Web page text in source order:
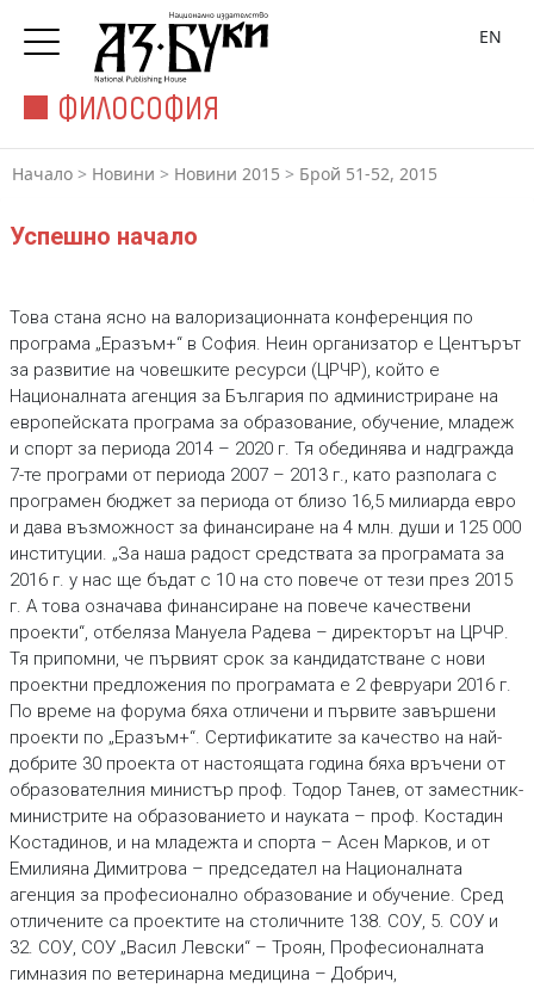
ФИЛОСОФИЯ
EN
Начало > Новини > Новини 2015 > Брой 51-52, 2015
Успешно начало
Това стана ясно на валоризационната конференция по
програма „Еразъм+“ в София. Неин организатор е Центърът
за развитие на човешките ресурси (ЦРЧР), който е
Националната агенция за България по администриране на
европейската програма за образование, обучение, младеж
и спорт за периода 2014 – 2020 г. Тя обединява и надгражда
7-те програми от периода 2007 – 2013 г., като разполага с
програмен бюджет за периода от близо 16,5 милиарда евро
и дава възможност за финансиране на 4 млн. души и 125 000
институции. „За наша радост средствата за програмата за
2016 г. у нас ще бъдат с 10 на сто повече от тези през 2015
г. А това означава финансиране на повече качествени
проекти“, отбеляза Мануела Радева – директорът на ЦРЧР.
Тя припомни, че първият срок за кандидатстване с нови
проектни предложения по програмата е 2 февруари 2016 г.
По време на форума бяха отличени и първите завършени
проекти по „Еразъм+“. Сертификатите за качество на най-
добрите 30 проекта от настоящата година бяха връчени от
образователния министър проф. Тодор Танев, от заместник-
министрите на образованието и науката – проф. Костадин
Костадинов, и на младежта и спорта – Асен Марков, и от
Емилияна Димитрова – председател на Националната
агенция за професионално образование и обучение. Сред
отличените са проектите на столичните 138. СОУ, 5. СОУ и
32. СОУ, СОУ „Васил Левски“ – Троян, Професионалната
гимназия по ветеринарна медицина – Добрич,